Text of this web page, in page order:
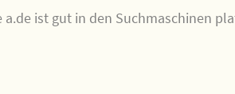
a.de ist gut in den Suchmaschinen